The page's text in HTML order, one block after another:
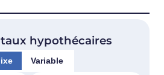
hypothécaires
Variable